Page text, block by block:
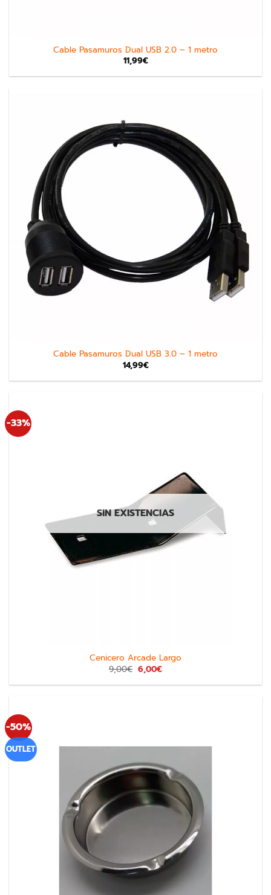
Cable Pasamuros Dual USB 2.0 – 1 metro
11,99€
Cable Pasamuros Dual USB 3.0 – 1 metro
14,99€
-33%
SIN EXISTENCIAS
Cenicero Arcade Largo
9,00€ 6,00€
-50%
OUTLET